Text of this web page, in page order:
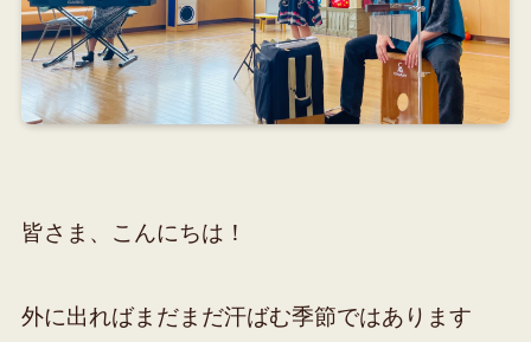
皆さま、こんにちは！
外に出ればまだまだ汗ばむ季節ではあります